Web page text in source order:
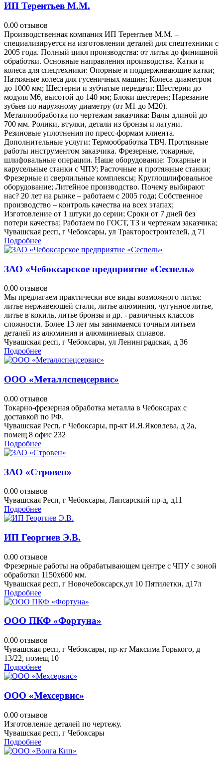
ИП Терентьев М.М.
0.00 отзывов
Производственная компания ИП Терентьев М.М. –
специализируется на изготовлении деталей для спецтехники с
2005 года. Полный цикл производства: от литья до финишной
обработки. Основные направления производства. Катки и
колеса для спецтехники: Опорные и поддерживающие катки;
Натяжные колеса для гусеничных машин; Колеса диаметром
до 1000 мм; Шестерни и зубчатые передачи; Шестерни до
модуля М6, высотой до 140 мм; Блоки шестерен; Нарезание
зубьев по наружному диаметру (от М1 до М20).
Металлообработка по чертежам заказчика: Валы длиной до
700 мм. Ролики, втулки, детали из бронзы и латуни.
Резиновые уплотнения по пресс-формам клиента.
Дополнительные услуги: Термообработка ТВЧ. Протяжные
работы инструментом заказчика. Фрезерные, токарные,
шлифовальные операции. Наше оборудование: Токарные и
карусельные станки с ЧПУ; Расточные и протяжные станки;
Фрезерные и сверлильные комплексы; Круглошлифовальное
оборудование; Литейное производство. Почему выбирают
нас? 20 лет на рынке – работаем с 2005 года; Собственное
производство – контроль качества на всех этапах;
Изготовление от 1 штуки до серии; Сроки от 7 дней без
потери качества; Работаем по ГОСТ, ТЗ и чертежам заказчика;
Чувашская респ, г Чебоксары, ул Тракторостроителей, д 71
Подробнее
ЗАО «Чебоксарское предприятие «Сеспель»
0.00 отзывов
Мы предлагаем практически все виды возможного литья:
литье нержавеющей стали, литье алюминия, чугунное литье,
литье в кокиль, литье бронзы и др. - различных классов
сложности. Более 13 лет мы занимаемся точным литьем
деталей из алюминия и алюминиевых сплавов.
Чувашская респ, г Чебоксары, ул Ленинградская, д 36
Подробнее
ООО «Металлспецсервис»
0.00 отзывов
Токарно-фрезерная обработка металла в Чебоксарах с
доставкой по РФ.
Чувашская Респ, г Чебоксары, пр-кт И.Я.Яковлева, д 2а,
помещ 8 офис 232
Подробнее
ЗАО «Стровен»
0.00 отзывов
Чувашская Респ, г Чебоксары, Лапсарский пр-д, д11
Подробнее
ИП Георгиев Э.В.
0.00 отзывов
Фрезерные работы на обрабатывающем центре с ЧПУ с зоной
обработки 1150х600 мм.
Чувашская респ, г Новочебоксарск,ул 10 Пятилетки, д17л
Подробнее
ООО ПКФ «Фортуна»
0.00 отзывов
Чувашская респ, г Чебоксары, пр-кт Максима Горького, д
13/22, помещ 10
Подробнее
ООО «Мехсервис»
0.00 отзывов
Изготовление деталей по чертежу.
Чувашская респ, г Чебоксары
Подробнее